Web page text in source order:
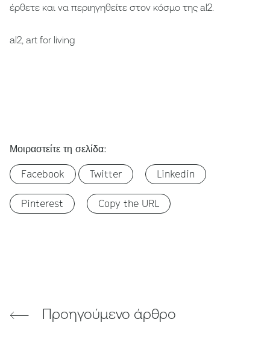
έρθετε και να περιηγηθείτε στον κόσμο της al2.
al2, art for living
Μοιραστείτε τη σελίδα:
Facebook Twitter Linkedin
Pinterest Copy the URL
Προηγούμενο άρθρο